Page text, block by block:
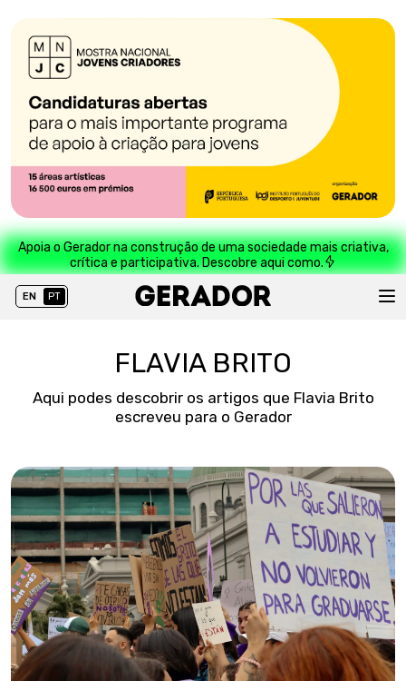
Apoia o Gerador na construção de uma sociedade mais criativa,
crítica e participativa. Descobre aqui como.
EN PT
FLAVIA BRITO
Aqui podes descobrir os artigos que Flavia Brito
escreveu para o Gerador